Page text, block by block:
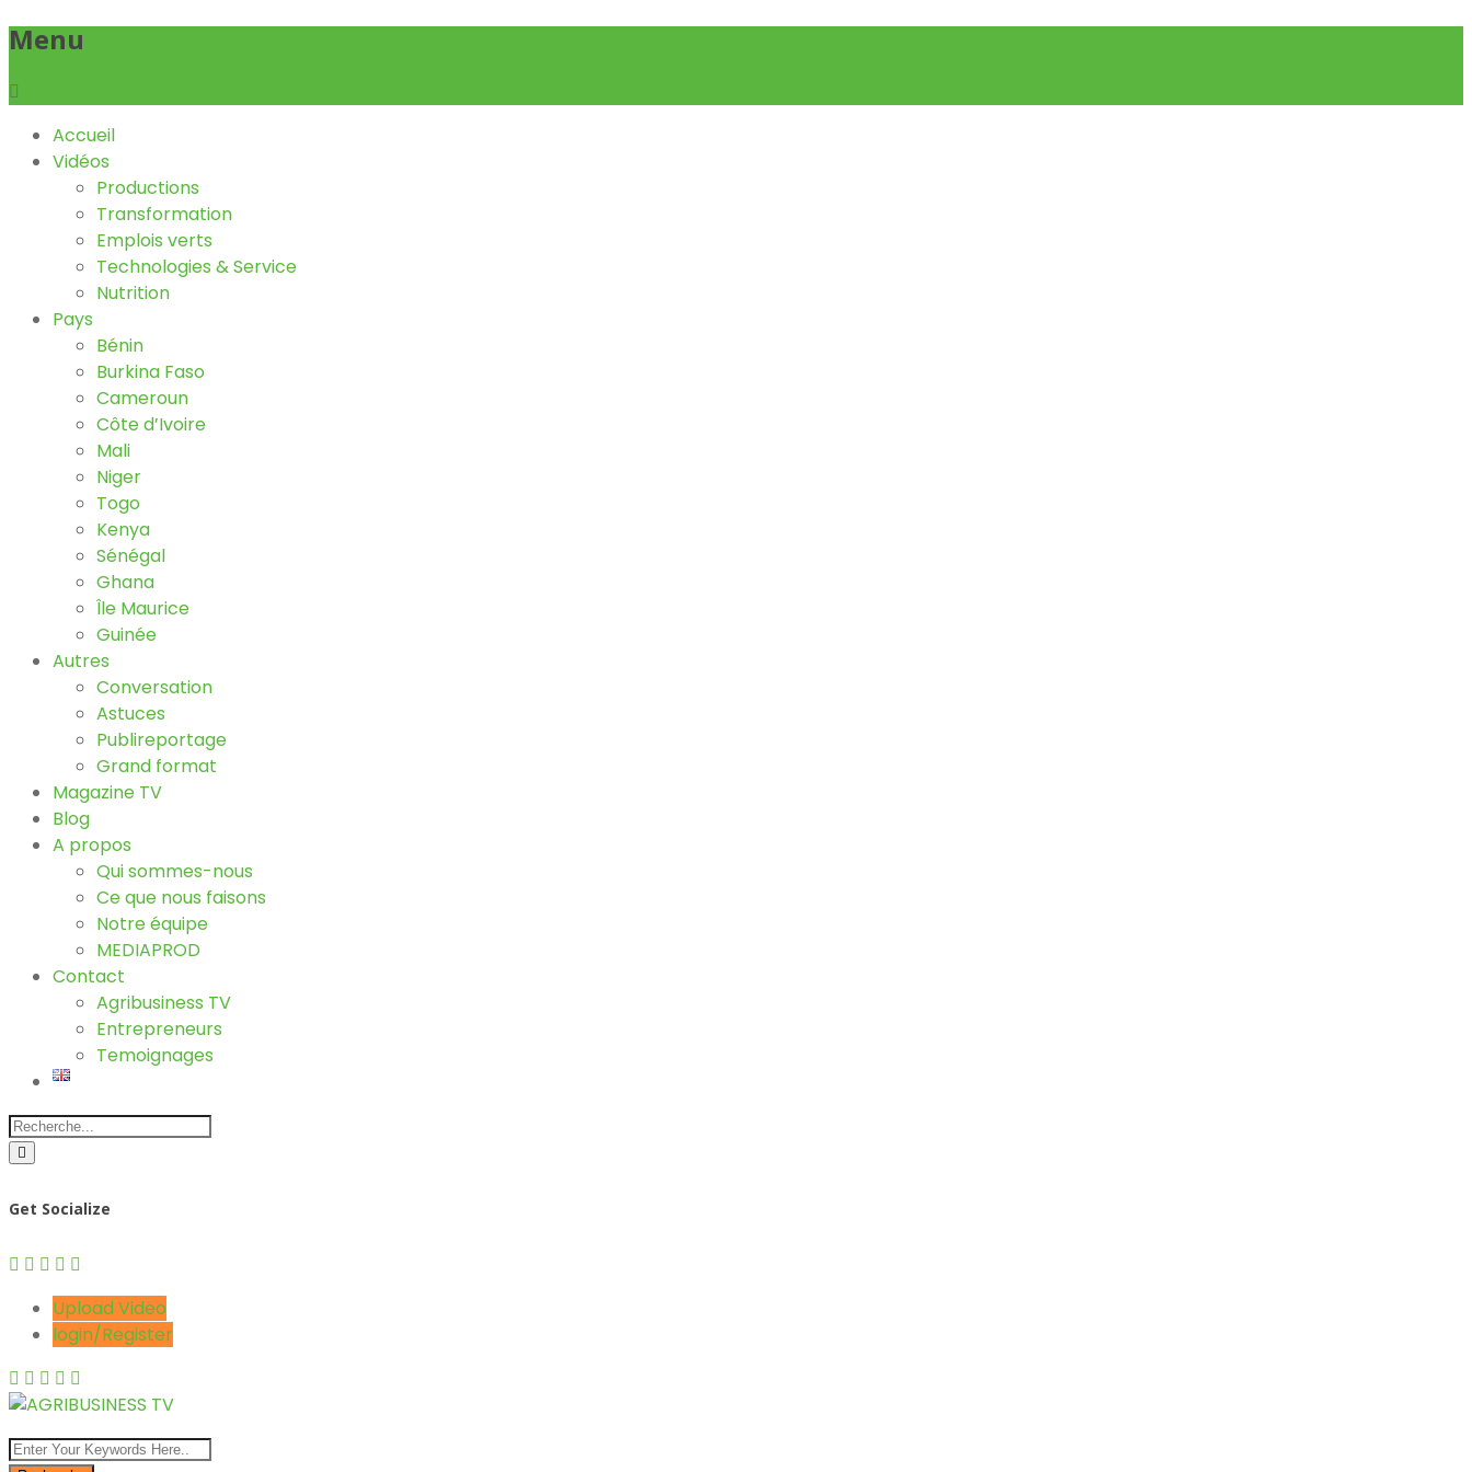
Menu
Accueil
Vidéos
Productions
Transformation
Emplois verts
Technologies & Service
Nutrition
Pays
Bénin
Burkina Faso
Cameroun
Côte d’Ivoire
Mali
Niger
Togo
Kenya
Sénégal
Ghana
Île Maurice
Guinée
Autres
Conversation
Astuces
Publireportage
Grand format
Magazine TV
Blog
A propos
Qui sommes-nous
Ce que nous faisons
Notre équipe
MEDIAPROD
Contact
Agribusiness TV
Entrepreneurs
Temoignages
Get Socialize
Upload Video
login/Register